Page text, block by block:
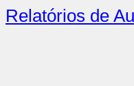
Relatórios de